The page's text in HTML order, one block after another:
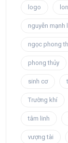
logo
nguyễn mạnh
ngọc phong
phong thủy
sinh cơ
Trường khí
tâm linh
vượng tài